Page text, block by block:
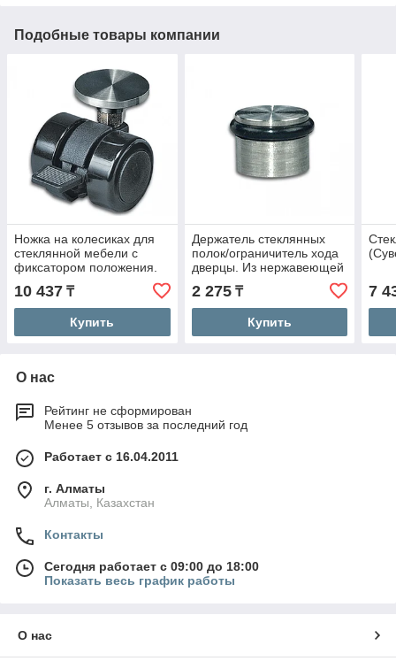
Подобные товары компании
Ножка на колесиках для
стеклянной мебели с
фиксатором положения.
Для УФ - склеивания.
10 437 ₸
Купить
Держатель стеклянных
полок/ограничитель хода
дверцы. Из нержавеющей
2 275₸
Купить
7
О нас
Рейтинг не сформирован
Менее 5 отзывов за последний год
Работает с 16.04.2011
г. Алматы
Алматы, Казахстан
Контакты
Сегодня работает с 09:00 до 18:00
Показать весь график работы
О нас